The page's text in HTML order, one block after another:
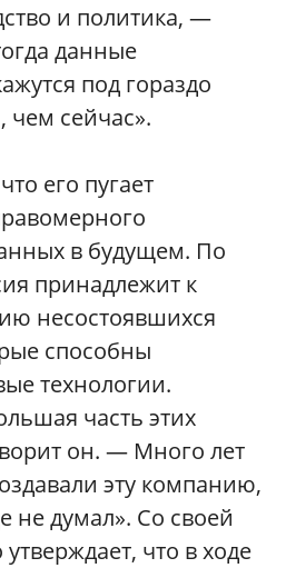
и политика, —
данные
под гораздо
чем сейчас».
его пугает
в будущем. По
принадлежит к
несостоявшихся
способны
технологии.
часть этих
он. — Много лет
эту компанию,
не думал». Со своей
что в ходе